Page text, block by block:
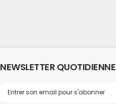
NEWSLETTER QUOTIDIENNE